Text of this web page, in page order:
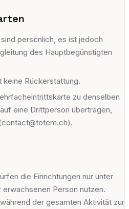
persönlich, es ist jedoch
des Hauptbegünstigten
Rückerstattung.
zu denselben
eine Drittperson übertragen,
die Einrichtungen nur unter
Person nutzen.
der gesamten Aktivität zur